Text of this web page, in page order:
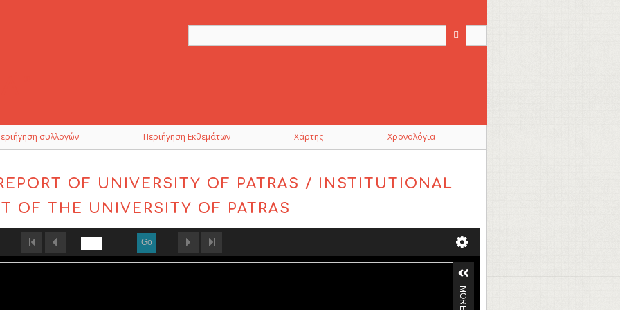
συλλογών Περιήγηση Εκθεμάτων Χάρτης Χρονολόγια
OF UNIVERSITY OF PATRAS / INSTITUTIONAL
OF THE UNIVERSITY OF PATRAS
Go